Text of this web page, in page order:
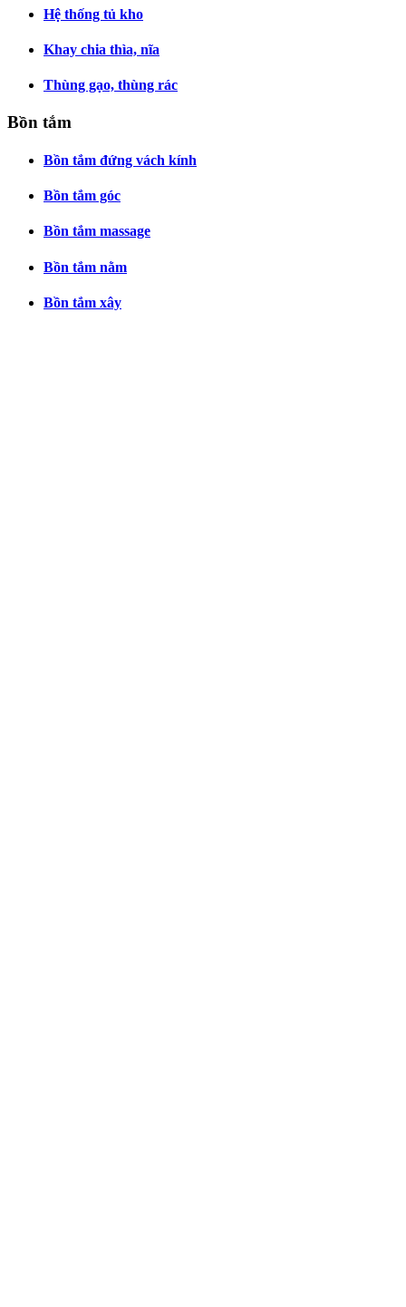
Hệ thống tủ kho
Khay chia thìa, nĩa
Thùng gạo, thùng rác
Bồn tắm
Bồn tắm đứng vách kính
Bồn tắm góc
Bồn tắm massage
Bồn tắm nằm
Bồn tắm xây